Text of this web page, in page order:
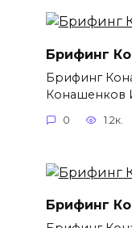
Брифинг
Брифинг
Конашенков
0 1.2к.
Брифинг